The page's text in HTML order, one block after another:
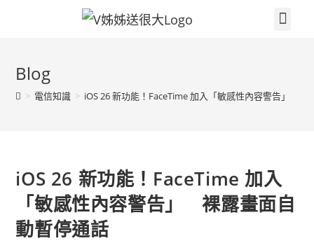
Blog
> 電信知識 > iOS 26 新功能！FaceTime 加入「敏感性內容警告」 裸
iOS 26 新功能！FaceTime 加入
「敏感性內容警告」 裸露畫面自
動暫停通話